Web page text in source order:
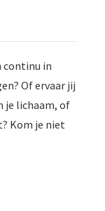
continu in
Of ervaar jij
je lichaam, of
Kom je niet